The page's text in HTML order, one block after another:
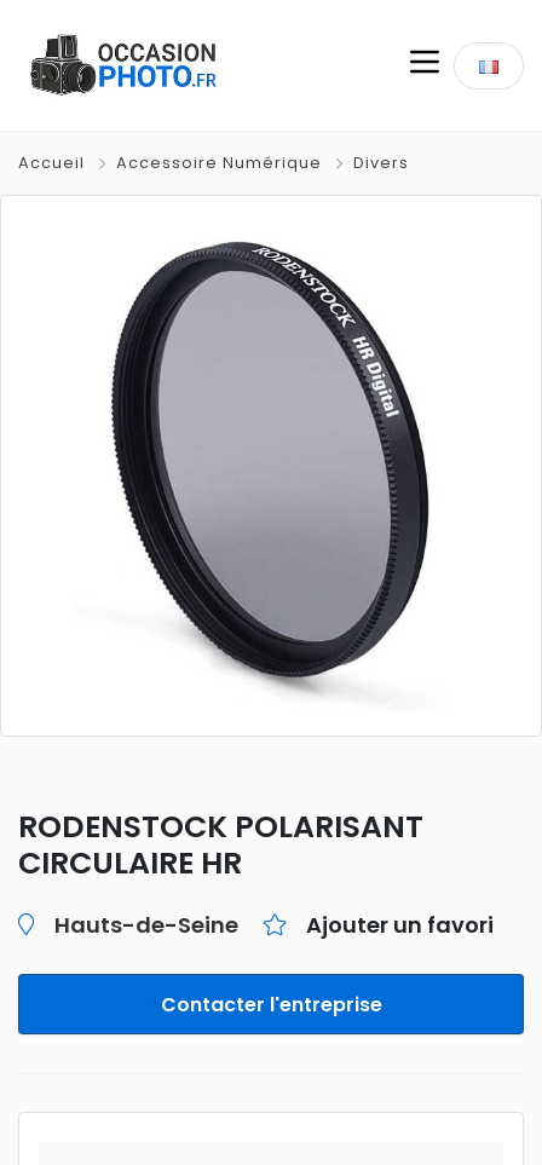
Accueil Accessoire Numérique Divers
RODENSTOCK POLARISANT
CIRCULAIRE HR
Hauts-de-Seine Ajouter un favori
Contacter l'entreprise